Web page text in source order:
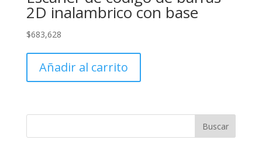
2D inalambrico con base
$683,628
Añadir al carrito